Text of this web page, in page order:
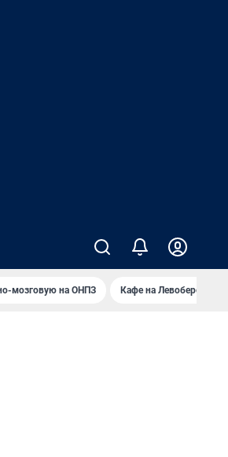
мозговую на ОНПЗ Кафе на Левобережье